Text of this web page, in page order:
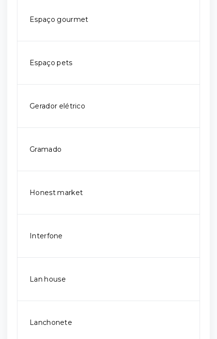
Espaço gourmet
Espaço pets
Gerador elétrico
Gramado
Honest market
Interfone
Lan house
Lanchonete